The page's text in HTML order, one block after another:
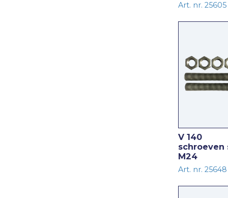
Art. nr. 25605
V 140
schroeven
M24
Art. nr. 25648